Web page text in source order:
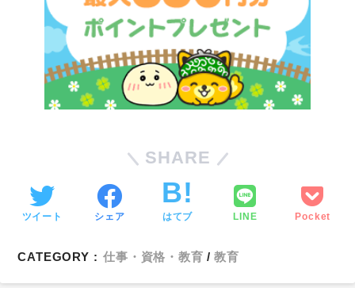
SHARE
ツイート シェア はてブ LINE Pocket
CATEGORY : 仕事・資格・教育 教育